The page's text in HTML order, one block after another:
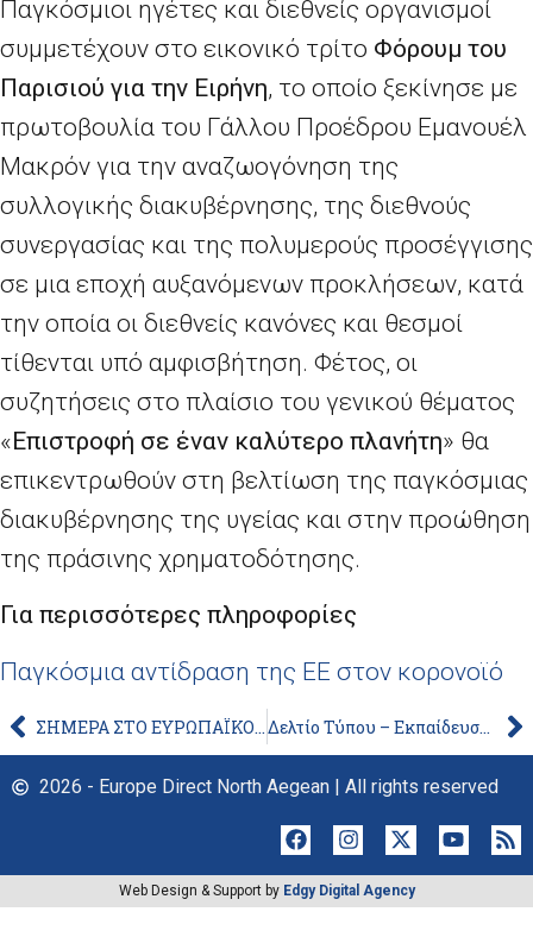
Παγκόσμιοι ηγέτες και διεθνείς οργανισμοί
συμμετέχουν στο εικονικό τρίτο Φόρουμ του
Παρισιού για την Ειρήνη, το οποίο ξεκίνησε με
πρωτοβουλία του Γάλλου Προέδρου Εμανουέλ
Μακρόν για την αναζωογόνηση της
συλλογικής διακυβέρνησης, της διεθνούς
συνεργασίας και της πολυμερούς προσέγγισης
σε μια εποχή αυξανόμενων προκλήσεων, κατά
την οποία οι διεθνείς κανόνες και θεσμοί
τίθενται υπό αμφισβήτηση. Φέτος, οι
συζητήσεις στο πλαίσιο του γενικού θέματος
«Επιστροφή σε έναν καλύτερο πλανήτη» θα
επικεντρωθούν στη βελτίωση της παγκόσμιας
διακυβέρνησης της υγείας και στην προώθηση
της πράσινης χρηματοδότησης.
Για περισσότερες πληροφορίες
Παγκόσμια αντίδραση της ΕΕ στον κορονοϊό
ΣΗΜΕΡΑ ΣΤΟ ΕΥΡΩΠΑΪΚΟ ΚΟΙΝΟΒΟΥΛΙΟ, ΠΕΜΠΤΗ 12 ΝΟΕΜΒΡΙΟΥ Δελτίο Τύπου – Εκπαίδευση και κατάρτιση: βασικές και ψηφιακές δεξιότητες απαραίτητες για την εκπαίδευση, την εργασία και τη ζωή
2026 - Europe Direct North Aegean | All rights reserved
Web Design & Support by Edgy Digital Agency